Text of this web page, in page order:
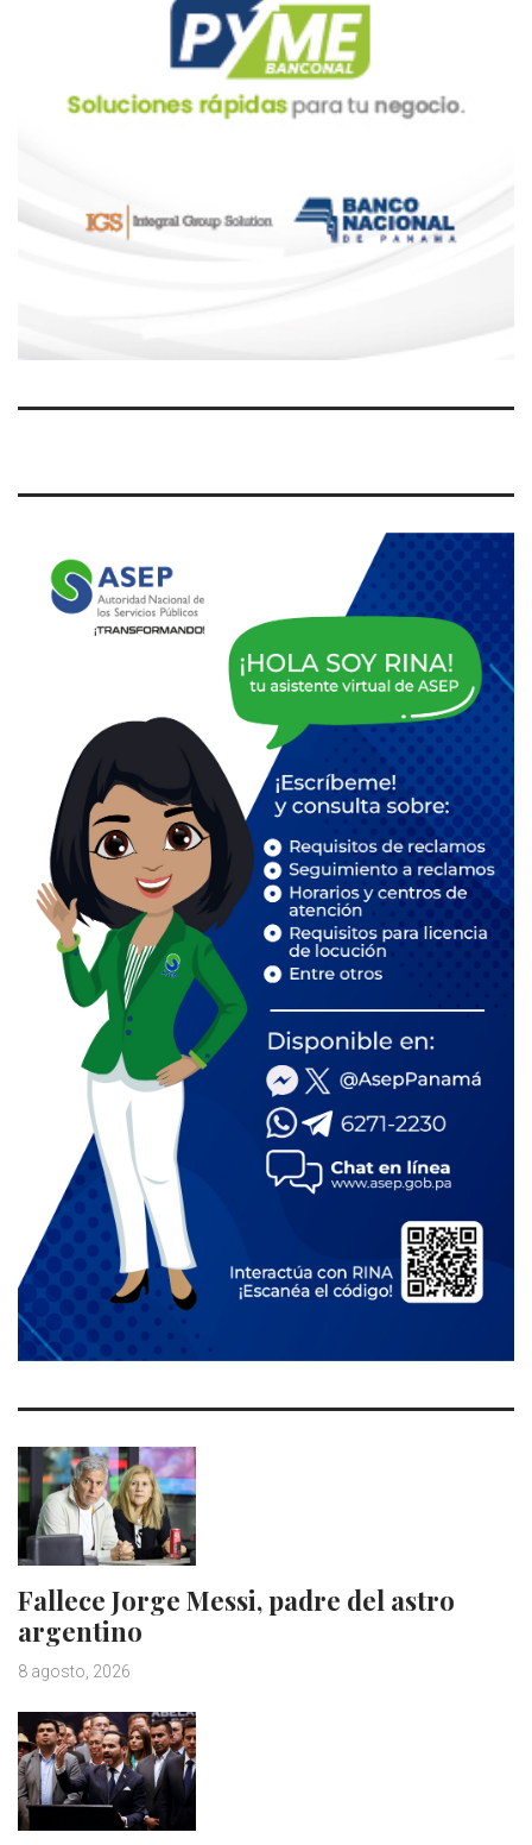
Fallece Jorge Messi, padre del astro
argentino
8 agosto, 2026